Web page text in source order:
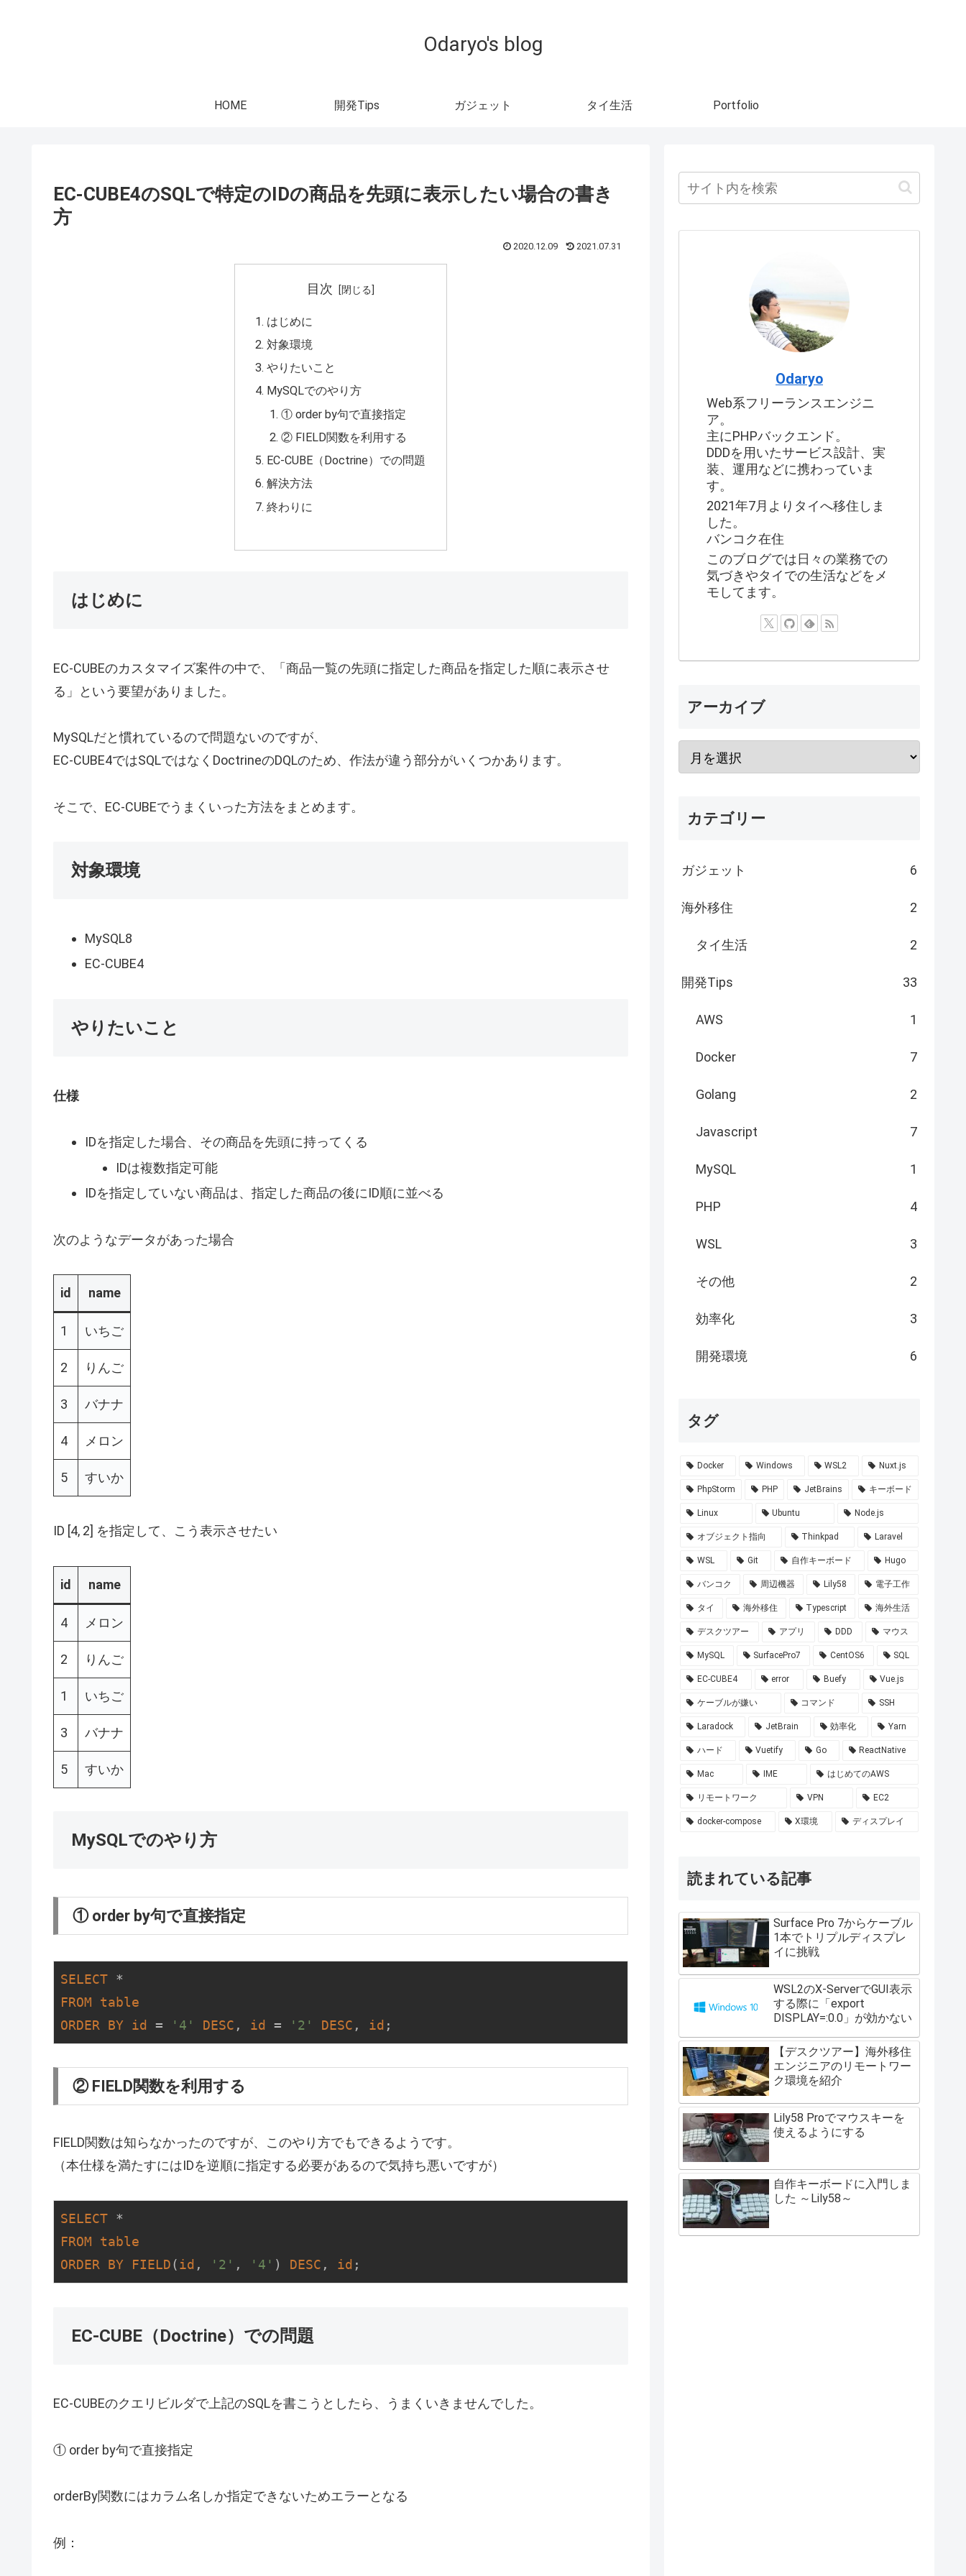
Odaryo's blog
HOME 開発Tips ガジェット タイ生活 Portfolio
EC-CUBE4のSQLで特定のIDの商品を先頭に表示したい場合の書き
方
2020.12.09 2021.07.31
目次
はじめに
対象環境
やりたいこと
MySQLでのやり方
① order by句で直接指定
② FIELD関数を利用する
EC-CUBE（Doctrine）での問題
解決方法
終わりに
はじめに
EC-CUBEのカスタマイズ案件の中で、「商品一覧の先頭に指定した商品を指定した順に表示させ
る」という要望がありました。
MySQLだと慣れているので問題ないのですが、
EC-CUBE4ではSQLではなくDoctrineのDQLのため、作法が違う部分がいくつかあります。
そこで、EC-CUBEでうまくいった方法をまとめます。
対象環境
MySQL8
EC-CUBE4
やりたいこと
仕様
IDを指定した場合、その商品を先頭に持ってくる
IDは複数指定可能
IDを指定していない商品は、指定した商品の後にID順に並べる
次のようなデータがあった場合
id name
1 いちご
2 りんご
3 バナナ
4 メロン
5 すいか
ID [4, 2] を指定して、こう表示させたい
id name
4 メロン
2 りんご
1 いちご
3 バナナ
5 すいか
MySQLでのやり方
① order by句で直接指定
SELECT
FROM
table
ORDER
BY id = '4' DESC , id = '2' DESC , id ;
② FIELD関数を利用する
FIELD関数は知らなかったのですが、このやり方でもできるようです。
（本仕様を満たすにはIDを逆順に指定する必要があるので気持ち悪いですが）
SELECT
FROM
table
ORDER
BY FIELD(id , '2' , '4' ) DESC , id ;
EC-CUBE（Doctrine）での問題
EC-CUBEのクエリビルダで上記のSQLを書こうとしたら、うまくいきませんでした。
① order by句で直接指定
orderBy関数にはカラム名しか指定できないためエラーとなる
例：
Odaryo
Web系フリーランスエンジニ
ア。
主にPHPバックエンド。
DDDを用いたサービス設計、実
装、運用などに携わっていま
す。
2021年7月よりタイへ移住しま
した。
バンコク在住
このブログでは日々の業務での
気づきやタイでの生活などをメ
モしてます。
アーカイブ
カテゴリー
ガジェット 6
海外移住 2
タイ生活 2
開発Tips 33
AWS 1
Docker 7
Golang 2
Javascript 7
MySQL 1
PHP 4
WSL 3
その他 2
効率化 3
開発環境 6
タグ
Docker Windows WSL2 Nuxt.js
PhpStorm PHP JetBrains キーボード
Linux Ubuntu Node.js
オブジェクト指向 Thinkpad Laravel
WSL Git 自作キーボード Hugo
バンコク 周辺機器 Lily58 電子工作
タイ 海外移住 Typescript 海外生活
デスクツアー アプリ DDD マウス
MySQL SurfacePro7 CentOS6 SQL
EC-CUBE4 error Buefy Vue.js
ケーブルが嫌い コマンド SSH
Laradock JetBrain 効率化 Yarn
ハード Vuetify Go ReactNative
Mac IME はじめてのAWS
リモートワーク VPN EC2
docker-compose X環境 ディスプレイ
読まれている記事
Surface Pro 7からケーブル
1本でトリプルディスプレ
イに挑戦
WSL2のX-ServerでGUI表示
する際に「export
DISPLAY=:0.0」が効かない
【デスクツアー】海外移住
エンジニアのリモートワー
ク環境を紹介
Lily58 Proでマウスキーを
使えるようにする
自作キーボードに入門しま
した ～Lily58～